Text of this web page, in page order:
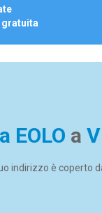
gratuita
EOLO a
indirizzo è coperto